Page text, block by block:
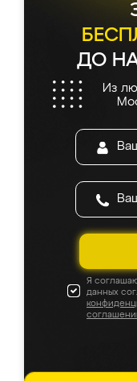
ДО
Из
Я
данных